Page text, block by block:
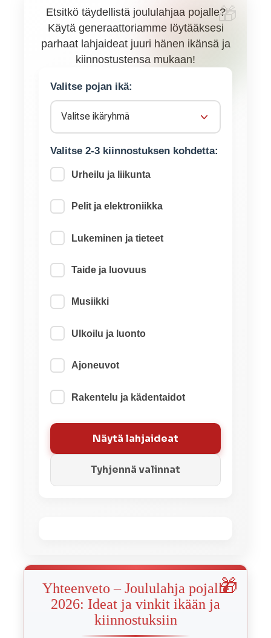
Etsitkö täydellistä joululahjaa pojalle?
Käytä generaattoriamme löytääksesi
parhaat lahjaideat juuri hänen ikänsä ja
kiinnostustensa mukaan!
Valitse pojan ikä:
Valitse 2-3 kiinnostuksen kohdetta:
Urheilu ja liikunta
Pelit ja elektroniikka
Lukeminen ja tieteet
Taide ja luovuus
Musiikki
Ulkoilu ja luonto
Ajoneuvot
Rakentelu ja kädentaidot
Näytä lahjaideat
Tyhjennä valinnat
Yhteenveto – Joululahja pojalle
2026: Ideat ja vinkit ikään ja
kiinnostuksiin